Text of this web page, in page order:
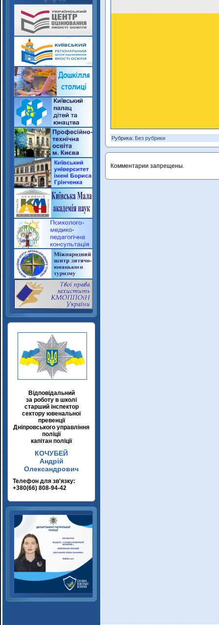
Відповідальний
за роботу в школі
старший інспектор
сектору ювенальної
превенції
Дніпровського управління
поліції
капітан поліції
КОЧУБЕЙ
Андрій
Олександрович
Телефон для зв'язку:
+380(66) 808-94-42
Рубрика: Без рубрики
Комментарии запрещены.